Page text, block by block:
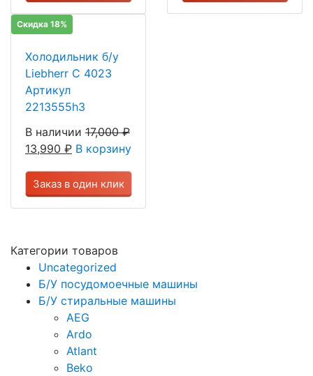
Скидка 18%
Холодильник б/у
Liebherr C 4023
Артикул
2213555h3
В наличии 17,000₽
13,990 ₽ В корзину
Заказ в один клик
Категории товаров
Uncategorized
Б/У посудомоечные машины
Б/У стиральные машины
AEG
Ardo
Atlant
Beko